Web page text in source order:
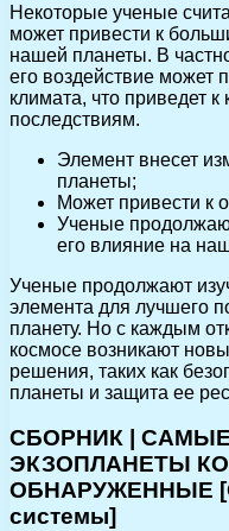
Некоторые ученые
может привести к
нашей планеты. В
его воздействие может
климата, что приведет к
последствиям.
Элемент внесет
планеты;
Может привести к
Ученые
его влияние на
Ученые продолжают
элемента для лучшего
планету. Но с каждым
космосе возникают
решения, таких как
планеты и защита ее
СБОРНИК |
ЭКЗОПЛАНЕТЫ
ОБНАРУЖЕННЫЕ
системы]